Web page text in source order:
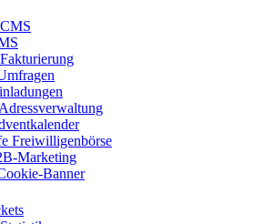
Freiwilligenbörse
Marketing
Banner